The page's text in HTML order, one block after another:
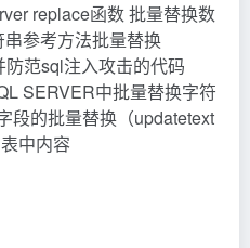
replace函数 批量替换数
参考方法批量替换
范sql注入攻击的代码
SERVER中批量替换字符
段的批量替换（updatetext
中内容